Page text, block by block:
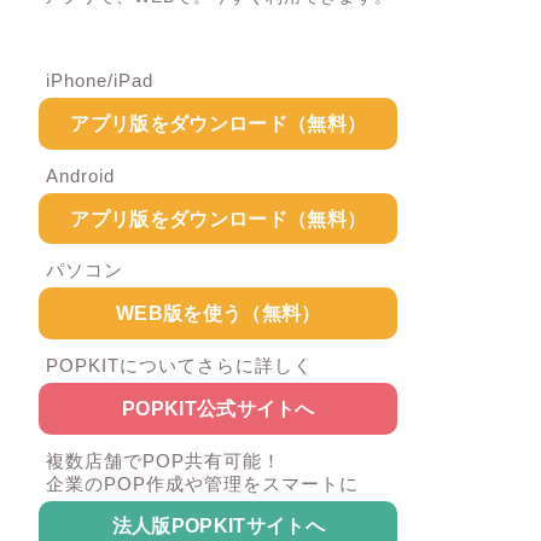
iPhone/iPad
アプリ版をダウンロード（無料）
Android
アプリ版をダウンロード（無料）
パソコン
WEB版を使う（無料）
POPKITについてさらに詳しく
POPKIT公式サイトへ
複数店舗でPOP共有可能！
企業のPOP作成や管理をスマートに
法人版POPKITサイトへ